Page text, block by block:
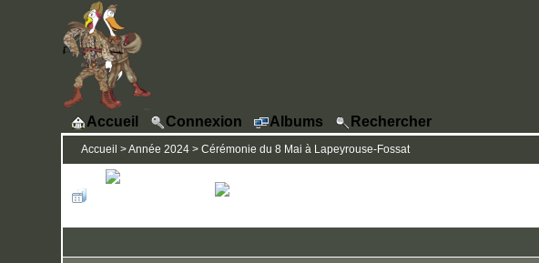
Accueil Connexion Albums Rechercher
Accueil >Année 2024> Cérémonie du 8 Mai à Lapeyrouse-Fossat